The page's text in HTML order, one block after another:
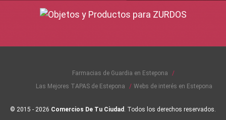
Farmacias de Guardia en Estepona
Las Mejores TAPAS de Estepona
Webs de interés en Estepona
© 2015 - 2026 Comercios De Tu Ciudad . Todos los derechos reservados.